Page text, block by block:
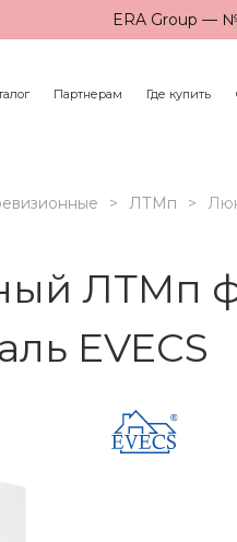
ERA Group —
Партнерам Где купить
ЛТМп
ЛТМп
EVECS